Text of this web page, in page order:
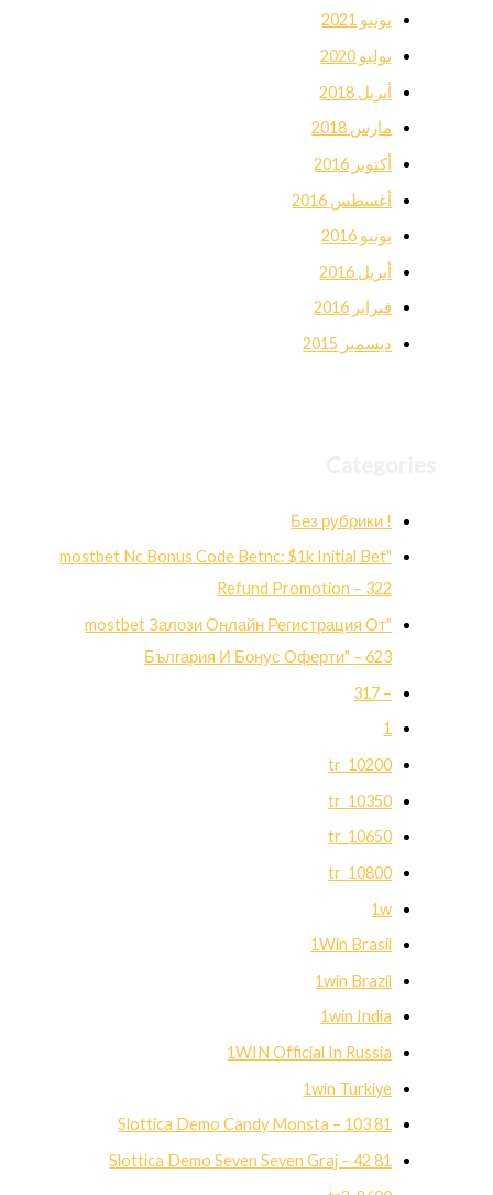
يونيو 2021
يوليو 2020
أبريل 2018
مارس 2018
أكتوبر 2016
أغسطس 2016
يونيو 2016
أبريل 2016
فبراير 2016
ديسمبر 2015
! Без рубрики
"mostbet Nc Bonus Code Betnc: $1k Initial Bet
Refund Promotion – 322
"mostbet Залози Онлайн Регистрация От
България И Бонус Оферти" – 623
– 317
1
10200_tr
10350_tr
10650_tr
10800_tr
1w
1Win Brasil
1win Brazil
1win India
1WIN Official In Russia
1win Turkiye
81 Slottica Demo Candy Monsta – 103
81 Slottica Demo Seven Seven Graj – 42